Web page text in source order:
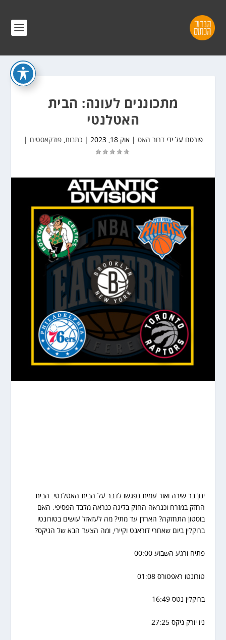
מתכוננים לעונה: הבית
האטלנטי
פורסם על ידידרור האס |אוק 18, 2023 |כתבות,פודקאסטים
ינון בר שירה ואור עמית נפגשו לדבר על הבית האטלנטי. הבית
החזק במזרח וכנראה החזק בליגה כנראה מלבד הפסיפי. האם
בוסטון התחזקה? הארדן עד מתי? מה לעזאזל עושים בטורונטו
ברוקלין ביום שאחרי דוראנט וקיירי, ומה הצעד הבא של הניקס?
פתיח ורגע השבוע 00:00
טורונטו ראפטורס 01:08
ברוקלין נטס 16:49
ניו יורק ניקס 27:25